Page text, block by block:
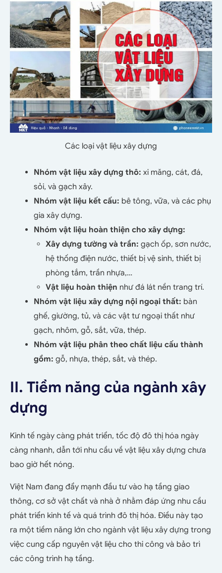
Các loại vật liệu xây dựng
Nhóm vật liệu xây dựng thô: xi măng, cát, đá,
sỏi, và gạch xây.
Nhóm vật liệu kết cấu: bê tông, vữa, và các phụ
gia xây dựng.
Nhóm vật liệu hoàn thiện cho xây dựng:
Xây dựng tường và trần: gạch ốp, sơn nước,
hệ thống điện nước, thiết bị vệ sinh, thiết bị
phòng tắm, trần nhựa,…
Vật liệu hoàn thiện như đá lát nền trang trí.
Nhóm vật liệu xây dựng nội ngoại thất: bàn
ghế, giường, tủ, và các vật tư ngoại thất như
gạch, nhôm, gỗ, sắt, vữa, thép.
Nhóm vật liệu phân theo chất liệu cấu thành
gồm: gỗ, nhựa, thép, sắt, và thép.
II. Tiềm năng của ngành xây
dựng
Kinh tế ngày càng phát triển, tốc độ đô thị hóa ngày
càng nhanh, dẫn tới nhu cầu về vật liệu xây dựng chưa
bao giờ hết nóng.
Việt Nam đang đẩy mạnh đầu tư vào hạ tầng giao
thông, cơ sở vật chất và nhà ở nhằm đáp ứng nhu cầu
phát triển kinh tế và quá trình đô thị hóa. Điều này tạo
ra một tiềm năng lớn cho ngành vật liệu xây dựng trong
việc cung cấp nguyên vật liệu cho thi công và bảo trì
các công trình hạ tầng.